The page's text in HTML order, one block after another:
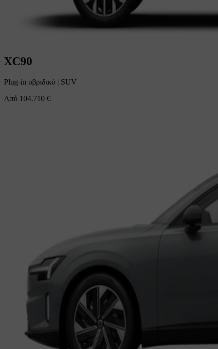
XC90
Plug-in υβριδικό | SUV
Από 104.710 €